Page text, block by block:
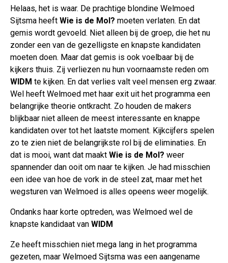
Helaas, het is waar. De prachtige blondine Welmoed
Sijtsma heeft Wie is de Mol? moeten verlaten. En dat
gemis wordt gevoeld. Niet alleen bij de groep, die het nu
zonder een van de gezelligste en knapste kandidaten
moeten doen. Maar dat gemis is ook voelbaar bij de
kijkers thuis. Zij verliezen nu hun voornaamste reden om
WIDM te kijken. En dat verlies valt veel mensen erg zwaar.
Wel heeft Welmoed met haar exit uit het programma een
belangrijke theorie ontkracht. Zo houden de makers
blijkbaar niet alleen de meest interessante en knappe
kandidaten over tot het laatste moment. Kijkcijfers spelen
zo te zien niet de belangrijkste rol bij de eliminaties. En
dat is mooi, want dat maakt Wie is de Mol? weer
spannender dan ooit om naar te kijken. Je had misschien
een idee van hoe de vork in de steel zat, maar met het
wegsturen van Welmoed is alles opeens weer mogelijk.
Ondanks haar korte optreden, was Welmoed wel de
knapste kandidaat van WIDM
Ze heeft misschien niet mega lang in het programma
gezeten, maar Welmoed Sijtsma was een aangename